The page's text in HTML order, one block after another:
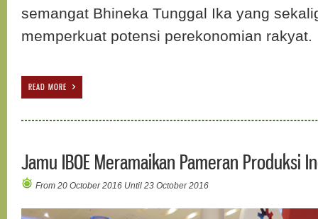
semangat Bhineka Tunggal Ika yang
memperkuat potensi perekonomian rakyat.
READ MORE
Jamu IBOE Meramaikan Pameran Produksi
From 20 October 2016 Until 23 October 2016